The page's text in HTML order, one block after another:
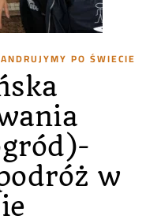
PO ŚWIECIE
w